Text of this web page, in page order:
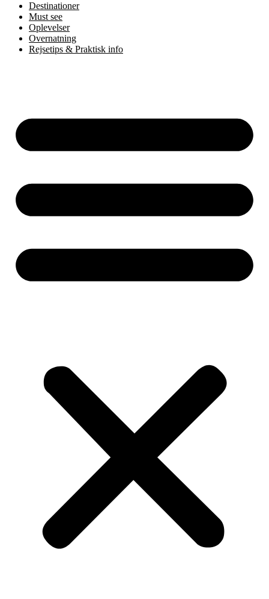
Destinationer
Must see
Oplevelser
Overnatning
Rejsetips & Praktisk info